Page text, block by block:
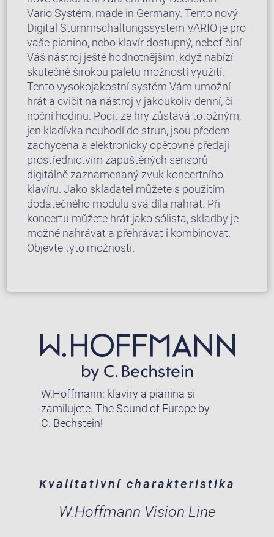
Vario Systém, made in Germany. Tento nový
Digital Stummschaltungssystem VARIO je pro
vaše pianino, nebo klavír dostupný, neboť činí
Váš nástroj ještě hodnotnějším, když nabízí
skutečně širokou paletu možností využití.
Tento vysokojakostní systém Vám umožní
hrát a cvičit na nástroj v jakoukoliv denní, či
noční hodinu. Pocit ze hry zůstává totožným,
jen kladívka neuhodí do strun, jsou předem
zachycena a elektronicky opětovně předají
prostřednictvím zapuštěných sensorů
digitálně zaznamenaný zvuk koncertního
klavíru. Jako skladatel můžete s použitím
dodatečného modulu svá díla nahrát. Při
koncertu můžete hrát jako sólista, skladby je
možné nahrávat a přehrávat i kombinovat.
Objevte tyto možnosti.
W.Hoffmann: klavíry a pianina si
zamilujete. The Sound of Europe by
C. Bechstein!
Kvalitativní charakteristika
W.Hoffmann Vision Line